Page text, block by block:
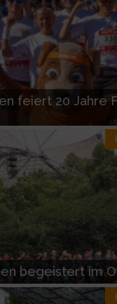
feiert 20 Jahre
begeistert im